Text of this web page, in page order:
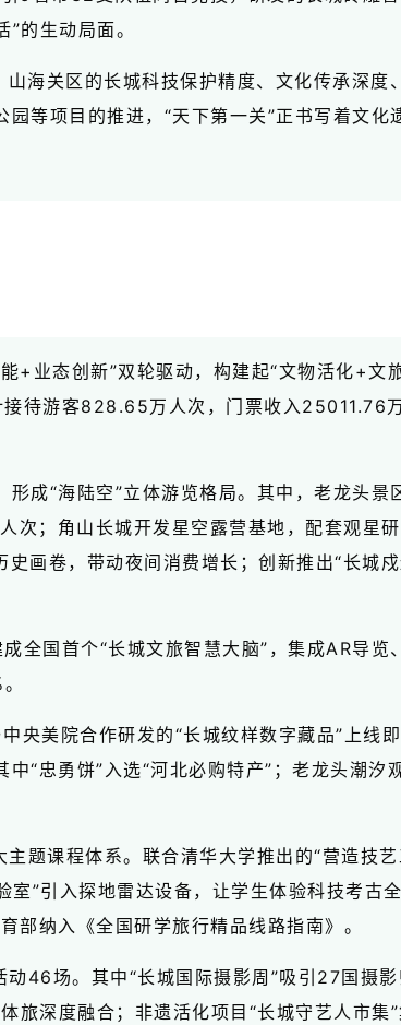
的生动局面。
海关区的长城科技保护精度、文化传承深度
等项目的推进，“天下第一关”正书写着文化
+业态创新”双轮驱动，构建起“文物活化+文
待游客828.65万人次，门票收入25011.76
成“海陆空”立体游览格局。其中，老龙头景
次；角山长城开发星空露营基地，配套观星
画卷，带动夜间消费增长；创新推出“长城
全国首个“长城文旅智慧大脑”，集成AR导览
央美院合作研发的“长城纹样数字藏品”上线
“忠勇饼”入选“河北必购特产”；老龙头潮汐
题课程体系。联合清华大学推出的“营造技
”引入探地雷达设备，让学生体验科技考古
纳入《全国研学旅行精品线路指南》。
46场。其中“长城国际摄影周”吸引27国摄
旅深度融合；非遗活化项目“长城守艺人市集